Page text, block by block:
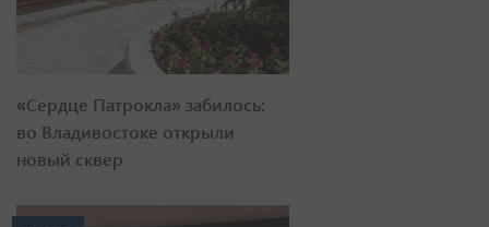
«Сердце Патрокла» забилось:
во Владивостоке открыли
новый сквер